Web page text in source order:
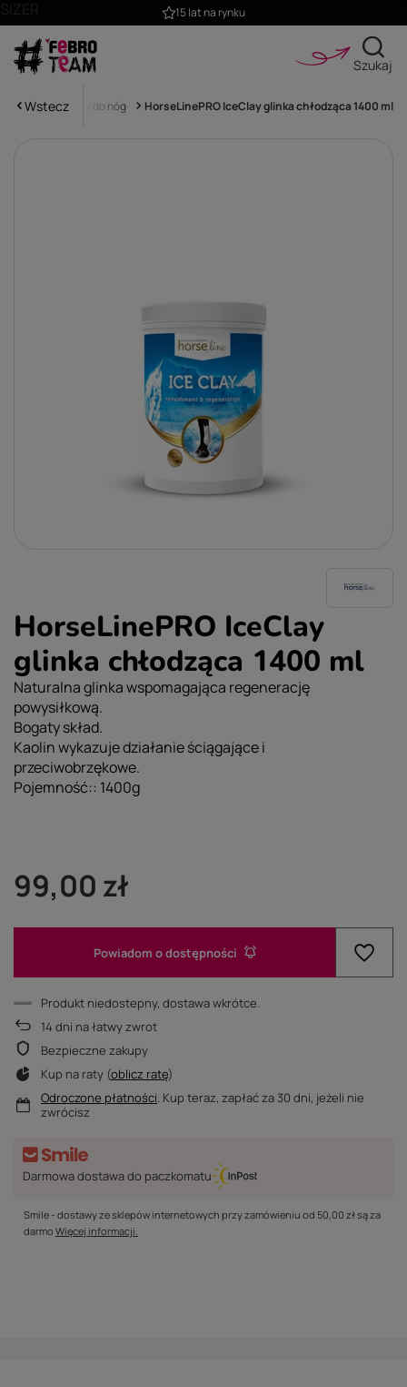
15 lat na rynku
Szukaj
Wstecz
glinki, preparaty do nóg HorseLinePRO IceClay glinka chłodząca 1400 ml
HorseLinePRO IceClay
glinka chłodząca 1400 ml
Naturalna glinka wspomagająca regenerację
powysiłkową.
Bogaty skład.
Kaolin wykazuje działanie ściągające i
przeciwobrzękowe.
Pojemność:: 1400g
99,00 zł
Powiadom o dostępności
Produkt niedostepny, dostawa wkrótce
14 dni na łatwy zwrot
Bezpieczne zakupy
Kup na raty (oblicz ratę)
Odroczone płatności. Kup teraz, zapłać za 30 dni, jeżeli nie
zwrócisz
Darmowa dostawa do paczkomatu
Smile - dostawy ze sklepów internetowych przy zamówieniu od 50,00 złsą za
darmo Więcej informacji.